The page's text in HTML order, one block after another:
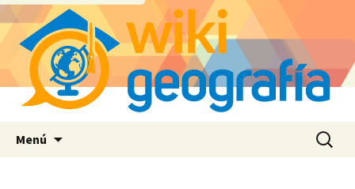
Menú Buscar: